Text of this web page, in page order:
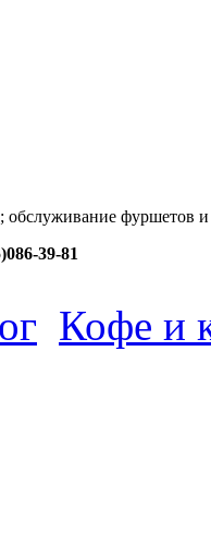
обслуживание фуршетов
39-81
Кофе и